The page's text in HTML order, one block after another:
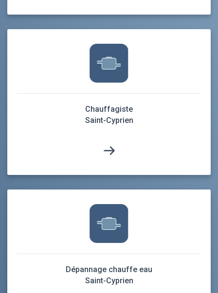
Chauffagiste
Saint-Cyprien
Dépannage chauffe eau
Saint-Cyprien